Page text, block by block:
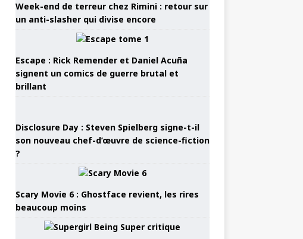
Week-end de terreur chez Rimini : retour sur
un anti-slasher qui divise encore
Escape : Rick Remender et Daniel Acuña
signent un comics de guerre brutal et
brillant
Disclosure Day : Steven Spielberg signe-t-il
son nouveau chef-d’œuvre de science-fiction
?
Scary Movie 6 : Ghostface revient, les rires
beaucoup moins